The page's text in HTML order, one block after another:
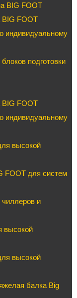
BIG FOOT
BIG FOOT
индивидуальному
подготовки
BIG FOOT
индивидуальному
высокой
FOOT для систем
и
высокой
высокой
балка Big